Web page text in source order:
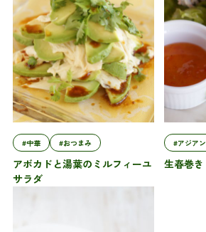
#中華 #おつまみ
アボカドと湯葉のミルフィーユ
サラダ
#アジアン
生春巻き